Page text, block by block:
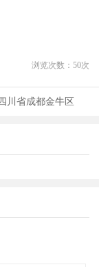
浏览次数： 50次
川省成都金牛区